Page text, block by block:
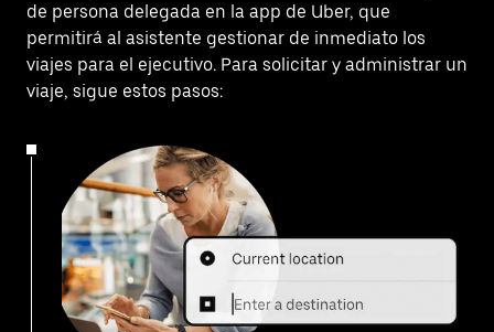
de persona delegada en la app de Uber, que
permitirá al asistente gestionar de inmediato los
viajes para el ejecutivo. Para solicitar y administrar un
viaje, sigue estos pasos: